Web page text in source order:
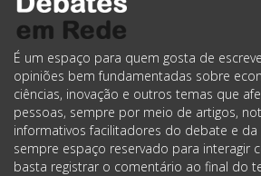
É um espaço para quem gosta de
opiniões bem fundamentadas sobre
ciências, inovação e outros temas que
pessoas, sempre por meio de artigos,
informativos facilitadores do debate e da
sempre espaço reservado para interagir
basta registrar o comentário ao final do